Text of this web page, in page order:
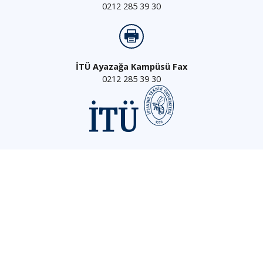
0212 285 39 30
İTÜ Ayazağa Kampüsü Fax
0212 285 39 30